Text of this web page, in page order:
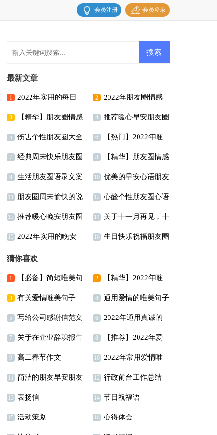
会员登录
会员注册
最新文章
1 2022年实用的每日
一签早安心语朋友圈合
集37条
2 2022年朋友圈情感
句子摘录30句
3 【精华】朋友圈情感
句子合集89条
4 推荐暖心早安朋友圈
汇总155句精选
5 伤害个性朋友圈大全
（通用100句）
6 【热门】2022年唯
美情感句子48句
7 经典周末快乐朋友圈
大全90句精选
8 【精华】朋友圈情感
句子汇编85条
9 生活朋友圈语录文案
大全（精选60句）
10 优美的早安心语朋友
圈大合集53句
11 朋友圈周末愉快的说
说
12 心酸个性朋友圈心语
60句精选
13 推荐暖心晚安朋友圈
35句精选
14 关于十一月再见，十
二月你好唯美句子汇总
15 2022年实用的晚安
朋友圈问候语汇编83条
16 生日快乐祝福朋友圈
猜你喜欢
1 【必备】简短唯美句
子合集58句
2 【精华】2022年唯
美简短句子汇总60句
3 有关爱情唯美句子
88条
4 通用爱情的唯美句子
集锦100句
5 写给公司感谢信范文
汇总9篇
6 2022年通用真诚的
早安心语朋友圈锦集35
条
7 关于在企业辞职报告
范文合集七篇
8 【推荐】2022年爱
情唯美句子锦集50条
9 高二春节作文 10 2022年常用爱情唯
美句子集合49句
11 简洁的朋友早安朋友
圈问候语43条
12 行政前台工作总结
15篇
13 表扬信 14 节日祝福语
15 活动策划 16 心得体会